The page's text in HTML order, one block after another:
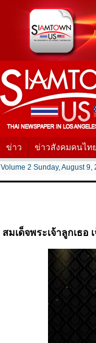
ข่าว ข่าวสังคมคนไท
Volume 2 Sunday, August 9,
สมเด็จพระเจ้าลูกเธ